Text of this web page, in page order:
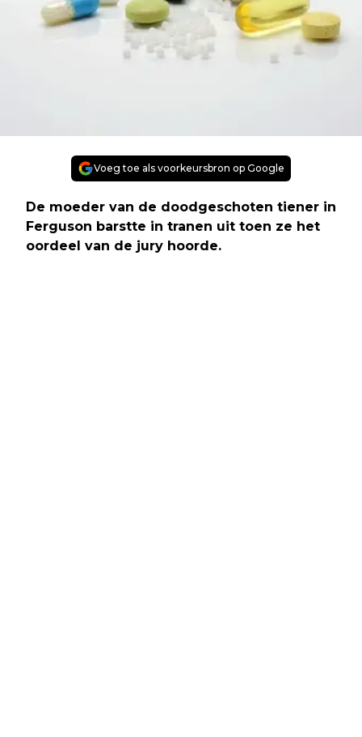
Voeg toe als voorkeursbron op Google
De moeder van de doodgeschoten tiener in
Ferguson barstte in tranen uit toen ze het
oordeel van de jury hoorde.